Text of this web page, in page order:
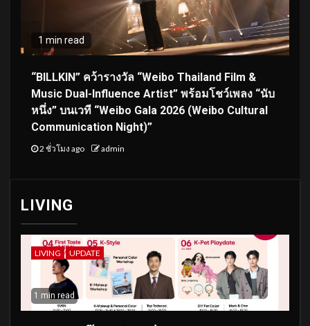
1 min read
“BILLKIN” คว้ารางวัล “Weibo Thailand Film &
Music Dual-Influence Artist” พร้อมโชว์เพลง “นับ
หนึ่ง” บนเวที “Weibo Gala 2026 (Weibo Cultural
Communication Night)”
2 ชั่วโมง ago admin
LIVING
LIVING UPDATE
1 min read